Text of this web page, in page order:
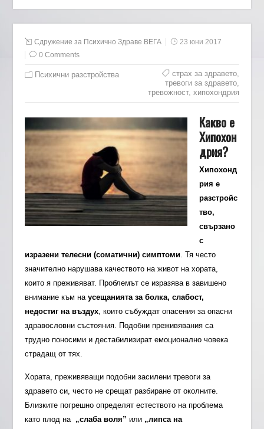
Сдружение за Психично Здраве ВЕГА
23 юни 2017
0 Comments
Психични разстройства страх за здравето,
тревоги за здравето,
тревожност, хипохондрия
Какво е
Хипохон
дрия?
Хипохонд
рия е
разстройс
тво,
свързано
с
изразени телесни (соматични) симптоми. Тя често
значително нарушава качеството на живот на хората,
които я преживяват. Проблемът се изразява в завишено
внимание към наусещанията за болка, слабост,
недостиг на въздух, които събуждат опасения за опасни
здравословни състояния. Подобни преживявания са
трудно поносими и дестабилизират емоционално човека
страдащ от тях.
Хората, преживяващи подобни засилени тревоги за
здравето си, често не срещат разбиране от околните.
Близките погрешно определят естеството на проблема
като плод на „слаба воля” или „липса на